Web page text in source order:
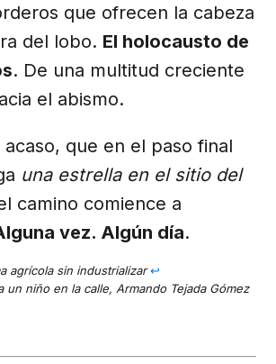
que ofrecen la cabeza
del lobo. El holocausto de
. De una multitud creciente
el abismo.
que en el paso final
una estrella en el sitio del
camino comience a
vez. Algún día.
agrícola sin industrializar ↩︎
un niño en la calle, Armando Tejada Gómez